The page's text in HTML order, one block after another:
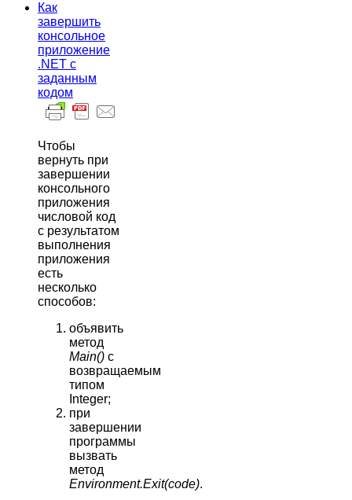
Как
завершить
консольное
приложение
.NET с
заданным
кодом
Чтобы
вернуть при
завершении
консольного
приложения
числовой код
с результатом
выполнения
приложения
есть
несколько
способов:
объявить
метод
Main() с
возвращаемым
типом
Integer;
при
завершении
программы
вызвать
метод
Environment.Exit(code).